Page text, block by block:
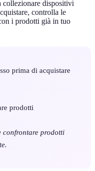
collezionare dispositivi
controlla le
i prodotti già in tuo
prima di acquistare
prodotti
confrontare prodotti